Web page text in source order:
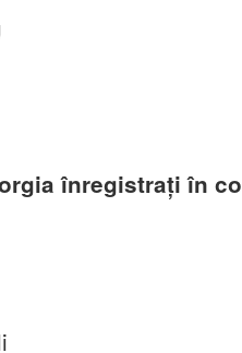
înregistrați în